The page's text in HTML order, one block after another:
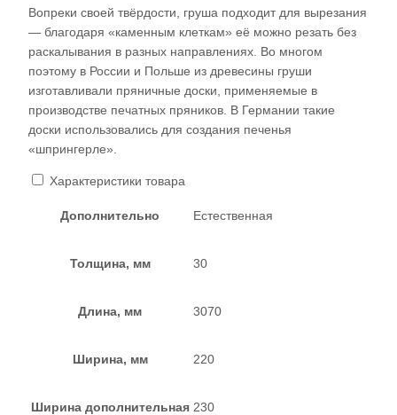
Вопреки своей твёрдости, груша подходит для вырезания
— благодаря «каменным клеткам» её можно резать без
раскалывания в разных направлениях. Во многом
поэтому в России и Польше из древесины груши
изготавливали пряничные доски, применяемые в
производстве печатных пряников. В Германии такие
доски использовались для создания печенья
«шпрингерле».
Характеристики товара
Дополнительно Естественная
Толщина, мм 30
Длина, мм 3070
Ширина, мм 220
Ширина дополнительная 230